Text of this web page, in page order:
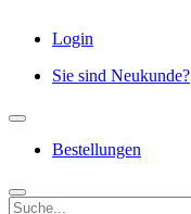
Login
Sie sind Neukunde?
Bestellungen